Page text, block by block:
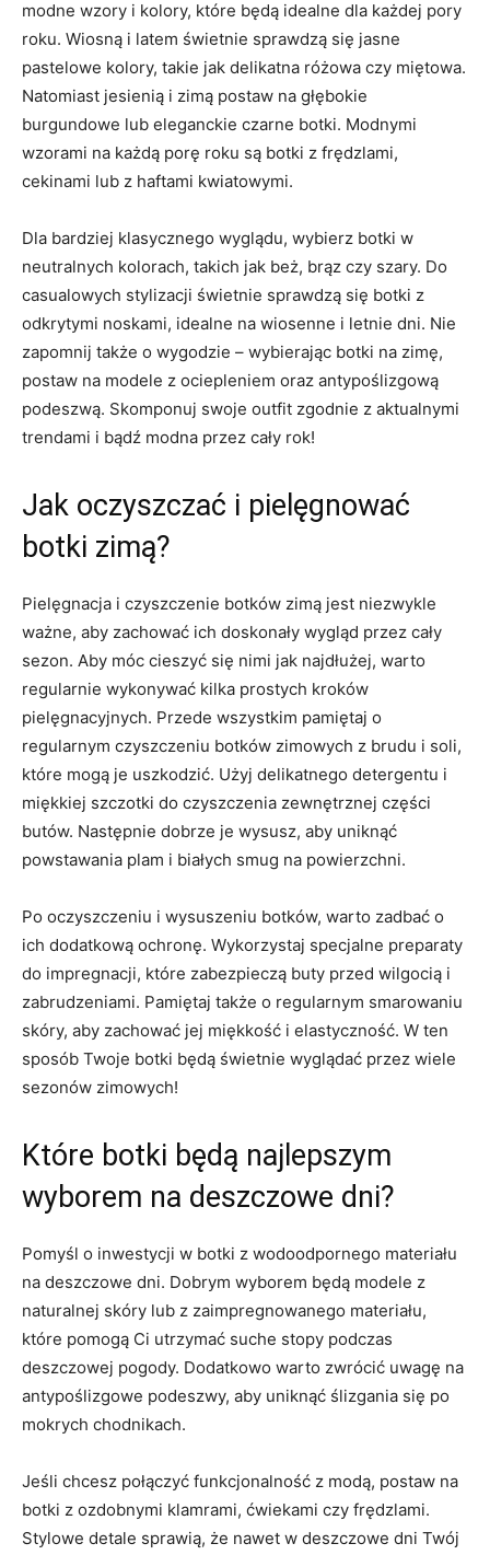
‌modne wzory i kolory, które będą idealne dla każdej pory
roku. ‍Wiosną ‌i latem świetnie sprawdzą się jasne
pastelowe kolory, takie jak delikatna różowa czy miętowa.
Natomiast jesienią i zimą postaw na głębokie
burgundowe ⁤lub eleganckie⁣ czarne botki. Modnymi‍
wzorami na ‌każdą porę roku są botki z frędzlami,
⁢cekinami lub z haftami kwiatowymi.
Dla bardziej klasycznego‍ wyglądu, wybierz ⁣botki w
neutralnych kolorach, takich ⁢jak beż, brąz ​czy szary. Do
casualowych stylizacji⁤ świetnie sprawdzą się botki z
odkrytymi noskami, idealne na wiosenne⁣ i letnie dni. Nie
zapomnij także ‌o wygodzie – wybierając botki na ‌zimę,
postaw na ‍modele z⁤ ociepleniem oraz antypoślizgową
podeszwą. Skomponuj swoje outfit zgodnie z aktualnymi
trendami i bądź modna przez​ cały rok!
Jak oczyszczać i pielęgnować
botki zimą?
Pielęgnacja i czyszczenie botków⁢ zimą ⁤jest niezwykle
ważne, aby zachować ich ⁤doskonały wygląd przez cały
sezon. Aby​ móc cieszyć‌ się ⁣nimi ​jak najdłużej, warto
regularnie wykonywać kilka prostych‌ kroków
pielęgnacyjnych. Przede wszystkim pamiętaj o
regularnym czyszczeniu botków zimowych z brudu i⁢ soli,
które mogą ‍je uszkodzić. Użyj delikatnego detergentu i
miękkiej szczotki‍ do czyszczenia zewnętrznej części
butów. ⁢Następnie dobrze je wysusz, aby uniknąć
powstawania⁤ plam⁢ i białych smug na powierzchni.
Po oczyszczeniu i wysuszeniu botków, warto zadbać o
ich dodatkową ochronę. Wykorzystaj ⁤specjalne preparaty
‌do impregnacji, które‌ zabezpieczą buty‍ przed wilgocią i
zabrudzeniami. Pamiętaj także o regularnym smarowaniu
⁤skóry, aby zachować ​jej miękkość i elastyczność. ​W ten ​
sposób Twoje botki będą świetnie wyglądać przez wiele
sezonów zimowych!
Które botki będą najlepszym
wyborem ⁤na deszczowe dni?
Pomyśl o inwestycji w botki z wodoodpornego materiału
na deszczowe dni. Dobrym wyborem będą modele z
naturalnej skóry lub z zaimpregnowanego​ materiału,
które pomogą Ci utrzymać⁤ suche stopy⁣ podczas
deszczowej pogody. Dodatkowo ⁣warto zwrócić uwagę na
antypoślizgowe ⁢podeszwy, ​aby uniknąć ślizgania się po
mokrych ⁣chodnikach.
Jeśli‍ chcesz ⁤połączyć funkcjonalność z modą, postaw​ na
botki z ozdobnymi klamrami, ćwiekami⁣ czy frędzlami.‍
Stylowe ⁣detale sprawią, że nawet w‌ deszczowe dni Twój